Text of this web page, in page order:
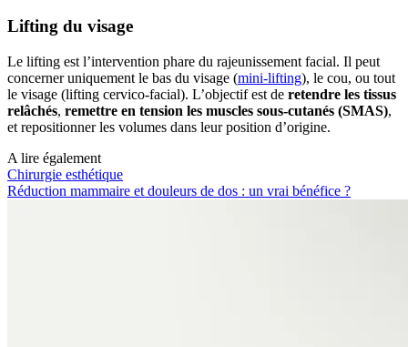
Lifting du visage
Le lifting est l’intervention phare du rajeunissement facial. Il peut
concerner uniquement le bas du visage (mini-lifting), le cou, ou tout
le visage (lifting cervico-facial). L’objectif est de retendre les tissus
relâchés, remettre en tension les muscles sous-cutanés (SMAS),
et repositionner les volumes dans leur position d’origine.
A lire également
Chirurgie esthétique
Réduction mammaire et douleurs de dos : un vrai bénéfice ?